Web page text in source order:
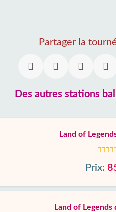
Partager la
Des autres stations
Land of
Prix:
Land of Legends